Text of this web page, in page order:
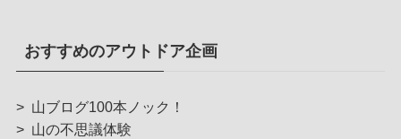
おすすめのアウトドア企画
> 山ブログ100本ノック！
> 山の不思議体験